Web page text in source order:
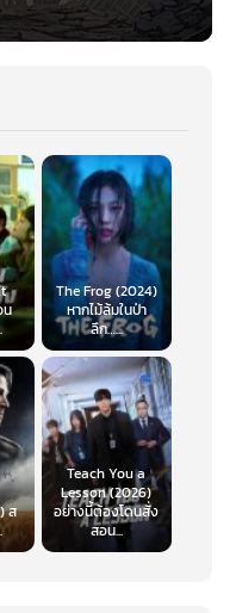
น
The Frog (2024)
หากไม้ล้มในป่า
ลึก…...
ส
Teach You a
Lesson (2026)
อย่างนี้ต้องโดนสั่ง
สอน...